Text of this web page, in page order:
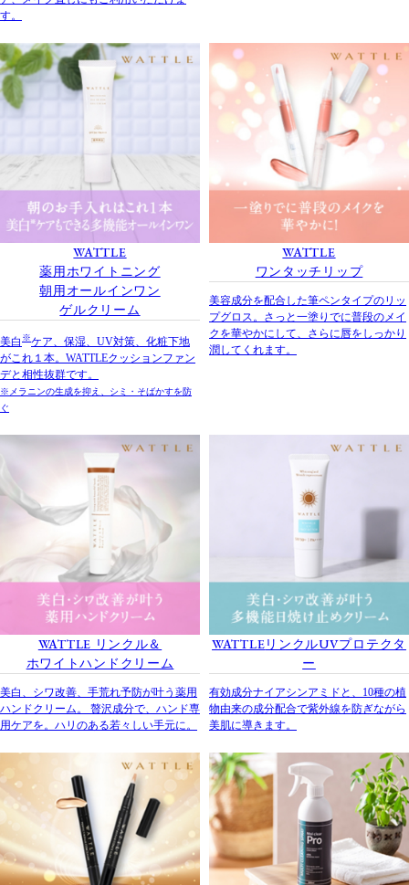
す。
WATTLE
薬用ホワイトニング
朝用オールインワン
ゲルクリーム
美白 ※ケア、保湿、UV対策、化粧下地
がこれ１本。 WATTLEクッションファン
デと相性抜群です。
※メラニンの生成を抑え、シミ・そばかすを防
ぐ
WATTLE
ワンタッチリップ
美容成分を配合した筆ペンタイプのリッ
プグロス。さっと一塗りでに普段のメイ
クを華やかにして、さらに唇をしっかり
潤してくれます。
WATTLE リンクル＆
ホワイトハンドクリーム
美白、シワ改善、手荒れ予防が叶う薬用
ハンドクリーム。 贅沢成分で、ハンド専
用ケアを。ハリのある若々しい手元に。
WATTLEリンクルUVプロテクタ
ー
有効成分ナイアシンアミドと、10種の植
物由来の成分配合で紫外線を防ぎながら
美肌に導きます。